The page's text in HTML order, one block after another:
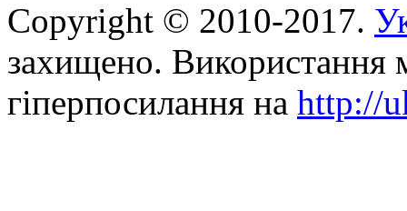
Copyright © 2010-2017.
захищено. Використання
гіперпосилання на http://